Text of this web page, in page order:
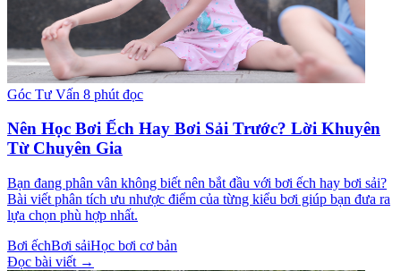
Góc Tư Vấn 8 phút đọc
Nên Học Bơi Ếch Hay Bơi Sải Trước? Lời Khuyên
Từ Chuyên Gia
Bạn đang phân vân không biết nên bắt đầu với bơi ếch hay bơi sải?
Bài viết phân tích ưu nhược điểm của từng kiểu bơi giúp bạn đưa ra
lựa chọn phù hợp nhất.
Bơi ếchBơi sảiHọc bơi cơ bản
Đọc bài viết →